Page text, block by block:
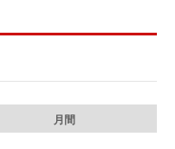
月間